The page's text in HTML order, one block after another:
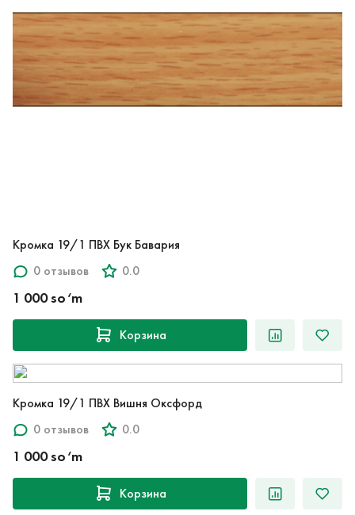
Кромка 19/1 ПВХ Бук Бавария
0 отзывов
0.0
1 000 so‘m
Корзина
Кромка 19/1 ПВХ Вишня Оксфорд
0 отзывов
0.0
1 000 so‘m
Корзина